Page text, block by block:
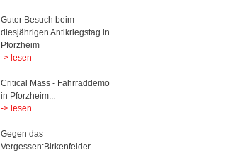
Guter Besuch beim
diesjährigen Antikriegstag in
Pforzheim
-> lesen
Critical Mass - Fahrraddemo
in Pforzheim...
-> lesen
Gegen das
Vergessen:Birkenfelder